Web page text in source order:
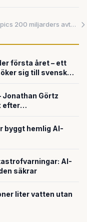
Anthropics 200 miljarders avtal visar hur molnjättarna blivit grindvakter för AI-framtiden
första året – ett
sig till svensk
Jonathan Görtz
efter
byggt hemlig AI-
AI-
säkrar
liter vatten utan